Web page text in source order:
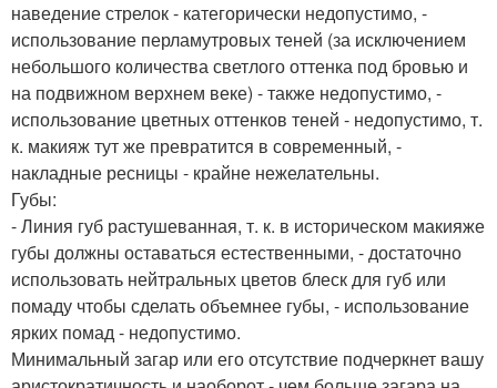
наведение стрелок - категорически недопустимо, -
использование перламутровых теней (за исключением
небольшого количества светлого оттенка под бровью и
на подвижном верхнем веке) - также недопустимо, -
использование цветных оттенков теней - недопустимо, т.
к. макияж тут же превратится в современный, -
накладные ресницы - крайне нежелательны.
Губы:
- Линия губ растушеванная, т. к. в историческом макияже
губы должны оставаться естественными, - достаточно
использовать нейтральных цветов блеск для губ или
помаду чтобы сделать объемнее губы, - использование
ярких помад - недопустимо.
Минимальный загар или его отсутствие подчеркнет вашу